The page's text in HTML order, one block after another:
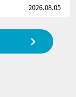
2026.08.05